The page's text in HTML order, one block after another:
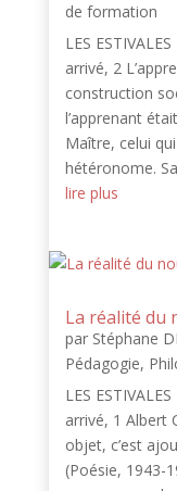
de formation
LES
arrivé, 2
construction
l’apprenant
Maître, celui
hétéronome.
lire plus
La réalité du
par Stéphane
Pédagogie,
LES
arrivé, 1 Albert
objet, c’est
(Poésie, 1943-